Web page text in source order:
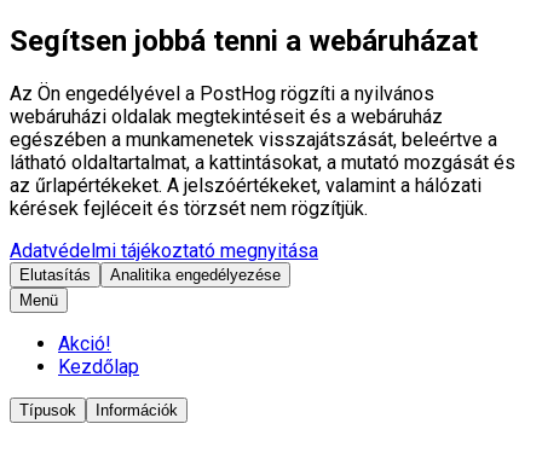
Segítsen jobbá tenni a webáruházat
Az Ön engedélyével a PostHog rögzíti a nyilvános
webáruházi oldalak megtekintéseit és a webáruház
egészében a munkamenetek visszajátszását, beleértve a
látható oldaltartalmat, a kattintásokat, a mutató mozgását és
az űrlapértékeket. A jelszóértékeket, valamint a hálózati
kérések fejléceit és törzsét nem rögzítjük.
Adatvédelmi tájékoztató megnyitása
Elutasítás
Analitika engedélyezése
Menü
Akció!
Kezdőlap
Típusok Információk